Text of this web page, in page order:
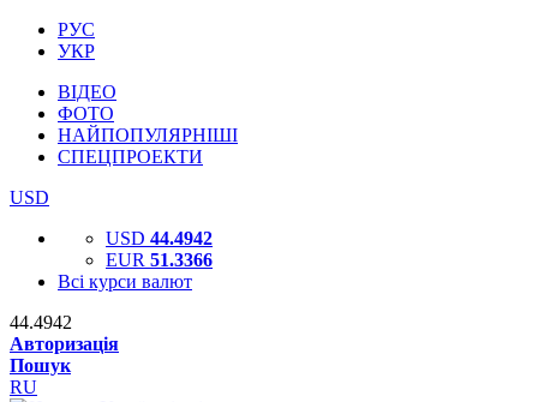
РУС
УКР
ВІДЕО
ФОТО
НАЙПОПУЛЯРНІШІ
СПЕЦПРОЕКТИ
USD
USD 44.4942
EUR 51.3366
Всі курси валют
44.4942
Авторизація
Пошук
RU